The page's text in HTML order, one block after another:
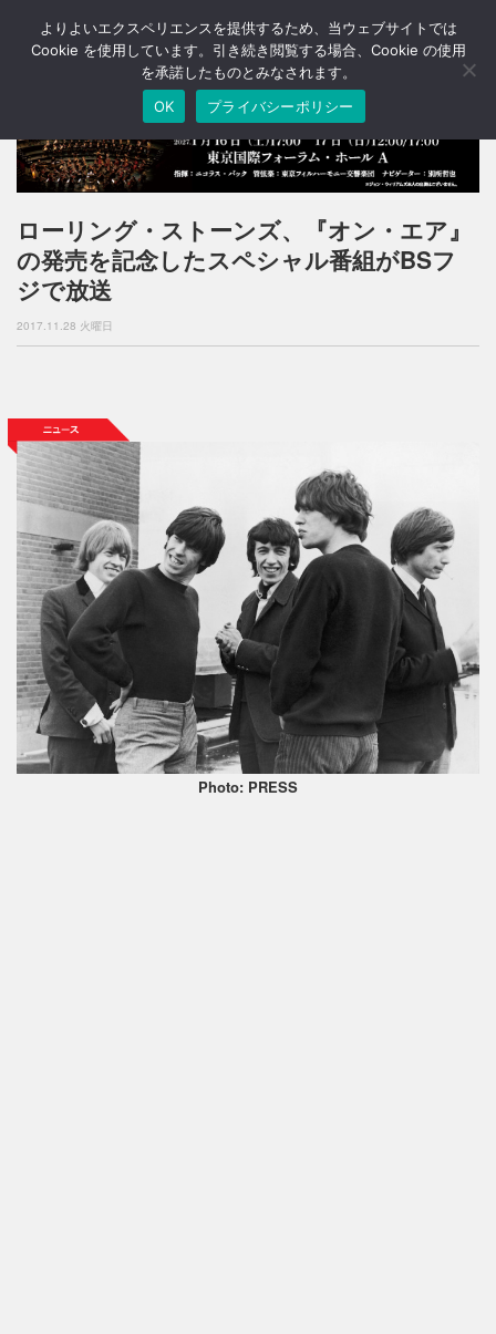
T
o
a
v
g
a
n
ローリング・ストーンズ、『オン・エア』
の発売を記念したスペシャル番組がBSフ
ジで放送
2017.11.28 火曜日
Photo: PRESS
よりよいエクスペリエンスを提供するため、当ウェブサイトでは
Cookie を使用しています。引き続き閲覧する場合、Cookie の使用
を承諾したものとみなされます。
OK
プライバシーポリシー